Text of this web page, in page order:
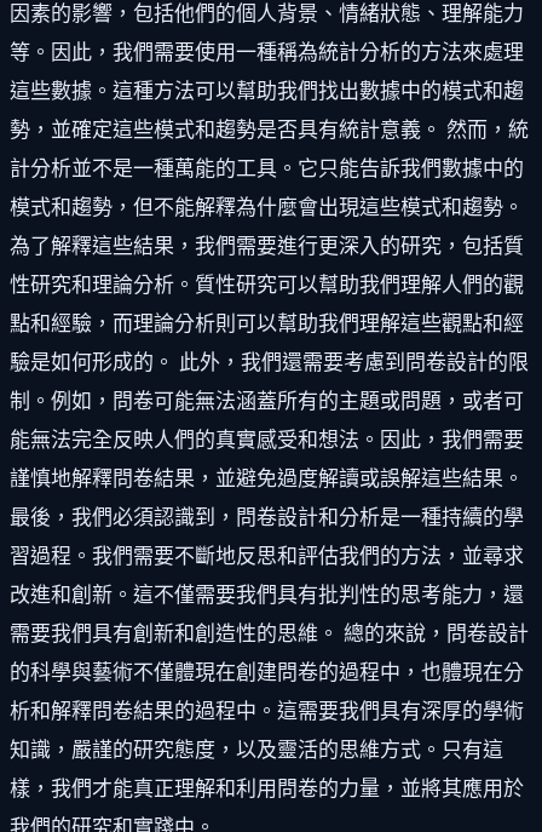
因素的影響，包括他們的個人背景、情緒狀態、理解能力
等。因此，我們需要使用一種稱為統計分析的方法來處理
這些數據。這種方法可以幫助我們找出數據中的模式和趨
勢，並確定這些模式和趨勢是否具有統計意義。 然而，統
計分析並不是一種萬能的工具。它只能告訴我們數據中的
模式和趨勢，但不能解釋為什麼會出現這些模式和趨勢。
為了解釋這些結果，我們需要進行更深入的研究，包括質
性研究和理論分析。質性研究可以幫助我們理解人們的觀
點和經驗，而理論分析則可以幫助我們理解這些觀點和經
驗是如何形成的。 此外，我們還需要考慮到問卷設計的限
制。例如，問卷可能無法涵蓋所有的主題或問題，或者可
能無法完全反映人們的真實感受和想法。因此，我們需要
謹慎地解釋問卷結果，並避免過度解讀或誤解這些結果。
最後，我們必須認識到，問卷設計和分析是一種持續的學
習過程。我們需要不斷地反思和評估我們的方法，並尋求
改進和創新。這不僅需要我們具有批判性的思考能力，還
需要我們具有創新和創造性的思維。 總的來說，問卷設計
的科學與藝術不僅體現在創建問卷的過程中，也體現在分
析和解釋問卷結果的過程中。這需要我們具有深厚的學術
知識，嚴謹的研究態度，以及靈活的思維方式。只有這
樣，我們才能真正理解和利用問卷的力量，並將其應用於